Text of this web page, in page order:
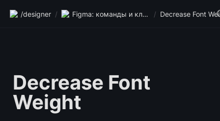
/designer / Figma: команды и клавиши / Decrease Font
Decrease Font
Weight